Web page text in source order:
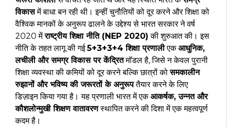
विकासमें बाधा बन रही थी। इन्हीं चुनौतियों को दूर करने और शिक्षा को
वैश्विक मानकों के अनुरूप ढालने के उद्देश्य से भारत सरकार ने वर्ष
2020 मेंराष्ट्रीय शिक्षा नीति (NEP 2020) की शुरुआत की। इस
नीति के तहत लागू की गई5+3+3+4 शिक्षा प्रणालीएकआधुनिक,
लचीली और समग्र विकास पर केंद्रितमॉडल है, जिसे न केवल पुरानी
शिक्षा व्यवस्था की कमियों को दूर करने बल्कि छात्रों कोसमकालीन
रुझानों और भविष्य की जरूरतों के अनुरूपतैयार करने के लिए
डिज़ाइन किया गया है। यह प्रणाली भारत में एकआकर्षक, उन्नत और
कौशलोन्मुखी शिक्षण वातावरणस्थापित करने की दिशा में एक महत्वपूर्ण
कदम है।